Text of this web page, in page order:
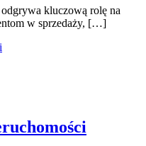
kluczową rolę na
w sprzedaży, […]